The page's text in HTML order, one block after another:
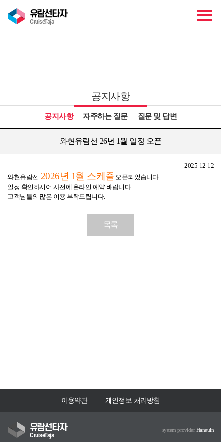
유람선타자
CruiseTaja
공지사항
공지사항 자주하는 질문 질문 및 답변
와현유람선 26년 1월 일정 오픈
2025-12-12
와현유람선 2026년 1월 스케줄 오픈되었습니다 .
일정 확인하시어 사전에 온라인 예약 바랍니다.
고객님들의 많은 이용 부탁드립니다.
목록
이용약관 개인정보 처리방침
유람선타자
CruiseTaja
system providerHaneuln